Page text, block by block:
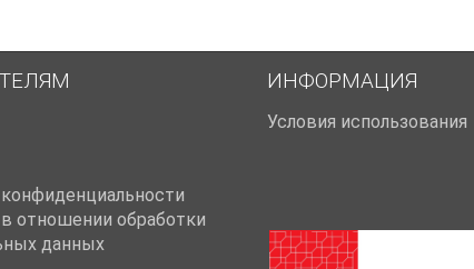
отношении обработки
данных
ИНФОРМАЦИЯ
Условия использования